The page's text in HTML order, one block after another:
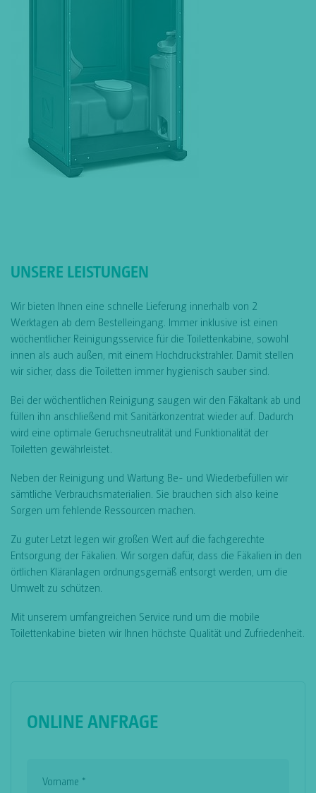
UNSERE LEISTUNGEN
Wir bieten Ihnen eine schnelle Lieferung innerhalb von 2
Werktagen ab dem Bestelleingang. Immer inklusive ist einen
wöchentlicher Reinigungsservice für die Toilettenkabine, sowohl
innen als auch außen, mit einem Hochdruckstrahler. Damit stellen
wir sicher, dass die Toiletten immer hygienisch sauber sind.
Bei der wöchentlichen Reinigung saugen wir den Fäkaltank ab und
füllen ihn anschließend mit Sanitärkonzentrat wieder auf. Dadurch
wird eine optimale Geruchsneutralität und Funktionalität der
Toiletten gewährleistet.
Neben der Reinigung und Wartung Be- und Wiederbefüllen wir
sämtliche Verbrauchsmaterialien. Sie brauchen sich also keine
Sorgen um fehlende Ressourcen machen.
Zu guter Letzt legen wir großen Wert auf die fachgerechte
Entsorgung der Fäkalien. Wir sorgen dafür, dass die Fäkalien in den
örtlichen Kläranlagen ordnungsgemäß entsorgt werden, um die
Umwelt zu schützen.
Mit unserem umfangreichen Service rund um die mobile
Toilettenkabine bieten wir Ihnen höchste Qualität und Zufriedenheit.
ONLINE ANFRAGE
Vorname *